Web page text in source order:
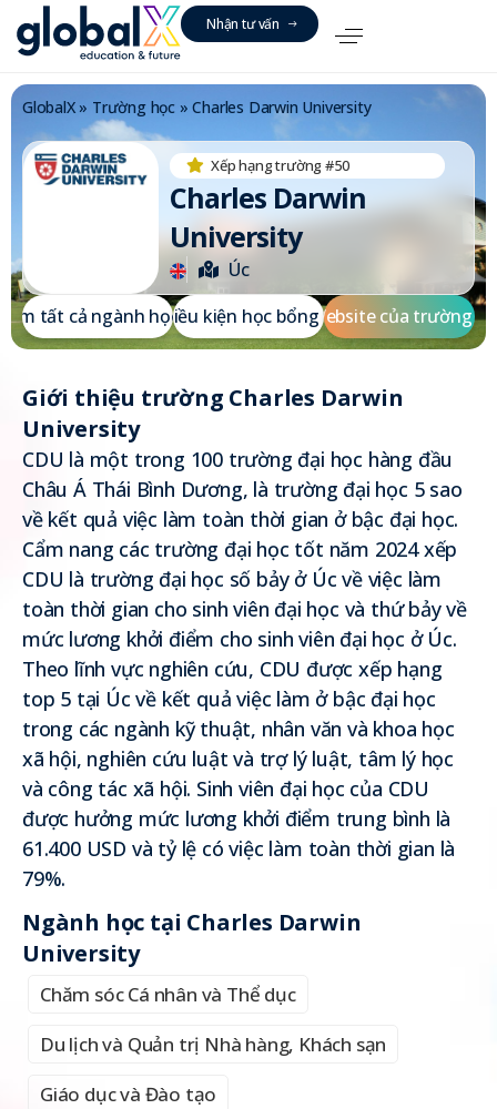
Nhận tưvấn
GlobalX» Trường học »Charles Darwin University
Xếp hạng trường #50
Charles Darwin
University
Úc
em tất cả ngành học
Điều kiện học bổng
Website của trường
Giới thiệu trường Charles Darwin
University
CDU là một trong 100 trường đại học hàng đầu
Châu Á Thái Bình Dương, là trường đại học 5 sao
về kết quả việc làm toàn thời gian ở bậc đại học.
Cẩm nang các trường đại học tốt năm 2024 xếp
CDU là trường đại học số bảy ở Úc về việc làm
toàn thời gian cho sinh viên đại học và thứ bảy về
mức lương khởi điểm cho sinh viên đại học ở Úc.
Theo lĩnh vực nghiên cứu, CDU được xếp hạng
top 5 tại Úc về kết quả việc làm ở bậc đại học
trong các ngành kỹ thuật, nhân văn và khoa học
xã hội, nghiên cứu luật và trợ lý luật, tâm lý học
và công tác xã hội. Sinh viên đại học của CDU
được hưởng mức lương khởi điểm trung bình là
61.400 USD và tỷ lệ có việc làm toàn thời gian là
79%.
Ngành học tại Charles Darwin
University
Chăm sóc Cá nhân và Thể dục
Du lịch và Quản trị Nhà hàng, Khách sạn
Giáo dục và Đào tạo